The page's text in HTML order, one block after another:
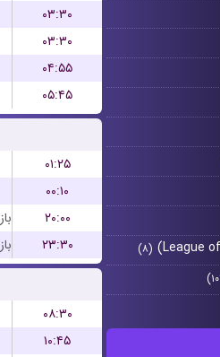
(۸)
۰۳:۳۰
۰۳:۳۰
۰۴:۵۵
۰۵:۴۵
۰۱:۲۵
۰۰:۱۰
۲۰:۰۰
۲۳:۳۰
۰۸:۳۰
۱۰:۴۵